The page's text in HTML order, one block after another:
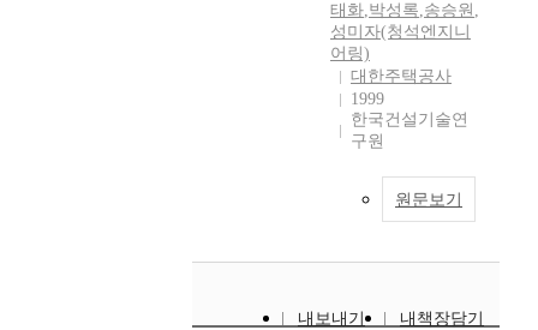
태화,박성록,송승원 ,
성미자(청석엔지니
어링)
대한주택공사
1999
한국건설기술연
구원
원문보기
내보내기
내책장담기